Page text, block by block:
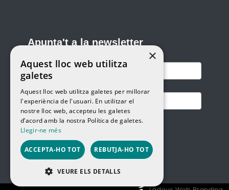
×
Aquest lloc web utilitza
galetes
Aquest lloc web utilitza galetes per millorar
l'experiència de l'usuari. En utilitzar el
nostre lloc web, accepteu les galetes
d’acord amb la nostra Política de galetes.
Llegir-ne més
ACCEPTA-HO TOT REBUTJA-HO TOT
VEURE ELS DETALLS